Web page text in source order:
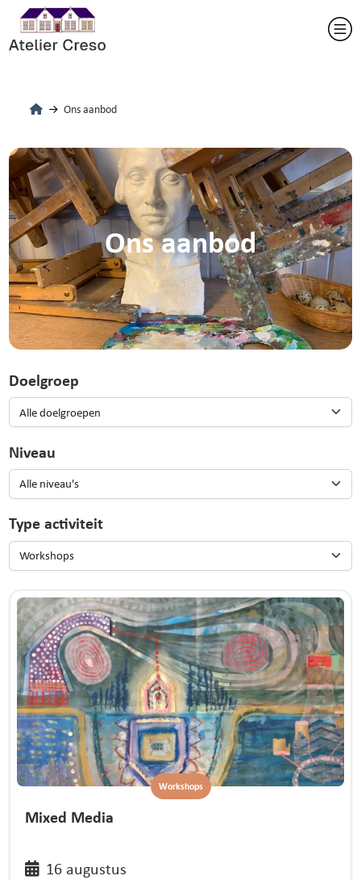
Ons aanbod
Ons aanbod
Doelgroep
Niveau
Type activiteit
Workshops
Mixed Media
16 augustus